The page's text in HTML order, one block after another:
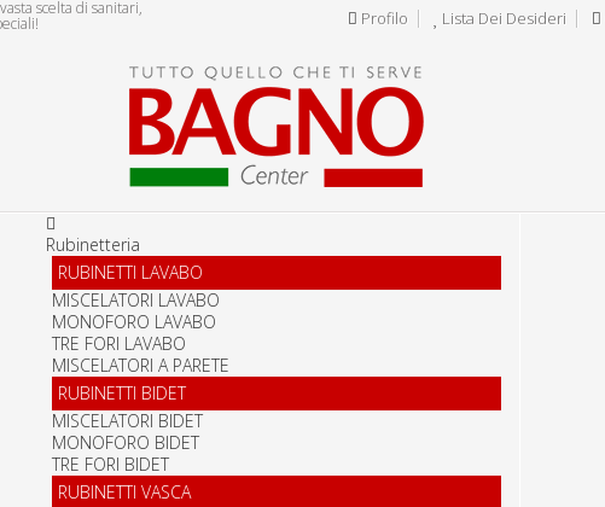
Profilo Lista Dei Desideri
scelta di sanitari,
Rubinetteria
RUBINETTI LAVABO
MISCELATORI LAVABO
MONOFORO LAVABO
TRE FORI LAVABO
MISCELATORI A PARETE
RUBINETTI BIDET
MISCELATORI BIDET
MONOFORO BIDET
TRE FORI BIDET
RUBINETTI VASCA